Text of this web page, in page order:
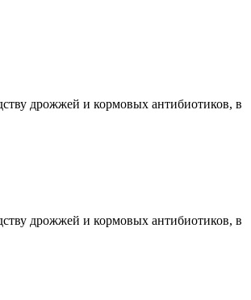
дрожжей и кормовых антибиотиков, в
дрожжей и кормовых антибиотиков, в